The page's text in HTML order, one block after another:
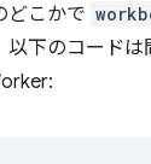
どこかで
以下のコード